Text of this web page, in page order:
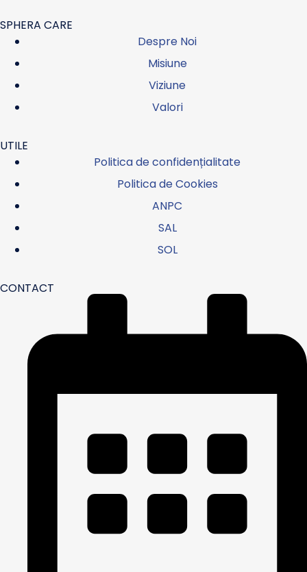
SPHERA CARE
Despre Noi
Misiune
Viziune
Valori
UTILE
Politica de confidențialitate
Politica de Cookies
ANPC
SAL
SOL
CONTACT